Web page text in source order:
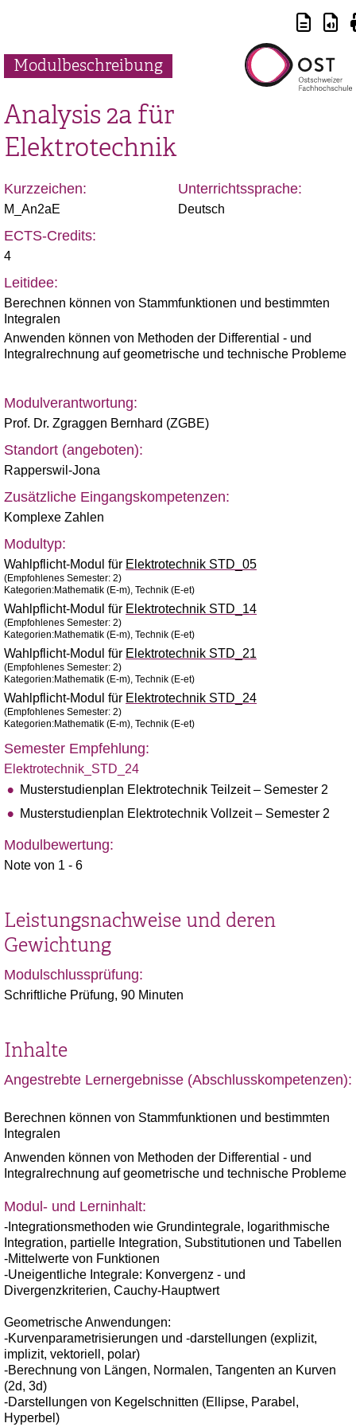
Modulbeschreibung
Analysis 2a für
Elektrotechnik
Kurzzeichen:
M_An2aE
Unterrichtssprache:
Deutsch
ECTS-Credits:
4
Leitidee:
Berechnen können von Stammfunktionen und bestimmten
Integralen
Anwenden können von Methoden der Differential - und
Integralrechnung auf geometrische und technische Probleme
Modulverantwortung:
Prof. Dr. Zgraggen Bernhard (ZGBE)
Standort (angeboten):
Rapperswil-Jona
Zusätzliche Eingangskompetenzen:
Komplexe Zahlen
Modultyp:
Wahlpflicht-Modul für Elektrotechnik STD_05
(Empfohlenes Semester: 2)
Kategorien:Mathematik (E-m), Technik (E-et)
Wahlpflicht-Modul für Elektrotechnik STD_14
(Empfohlenes Semester: 2)
Kategorien:Mathematik (E-m), Technik (E-et)
Wahlpflicht-Modul für Elektrotechnik STD_21
(Empfohlenes Semester: 2)
Kategorien:Mathematik (E-m), Technik (E-et)
Wahlpflicht-Modul für Elektrotechnik STD_24
(Empfohlenes Semester: 2)
Kategorien:Mathematik (E-m), Technik (E-et)
Semester Empfehlung:
Elektrotechnik_STD_24
Musterstudienplan Elektrotechnik Teilzeit – Semester 2
Musterstudienplan Elektrotechnik Vollzeit – Semester 2
Modulbewertung:
Note von 1 - 6
Leistungsnachweise und deren
Gewichtung
Modulschlussprüfung:
Schriftliche Prüfung, 90 Minuten
Inhalte
Angestrebte Lernergebnisse (Abschlusskompetenzen):
Berechnen können von Stammfunktionen und bestimmten
Integralen
Anwenden können von Methoden der Differential - und
Integralrechnung auf geometrische und technische Probleme
Modul- und Lerninhalt:
-Integrationsmethoden wie Grundintegrale, logarithmische
Integration, partielle Integration, Substitutionen und Tabellen
-Mittelwerte von Funktionen
-Uneigentliche Integrale: Konvergenz - und
Divergenzkriterien, Cauchy-Hauptwert
Geometrische Anwendungen:
-Kurvenparametrisierungen und -darstellungen (explizit,
implizit, vektoriell, polar)
-Berechnung von Längen, Normalen, Tangenten an Kurven
(2d, 3d)
-Darstellungen von Kegelschnitten (Ellipse, Parabel,
Hyperbel)